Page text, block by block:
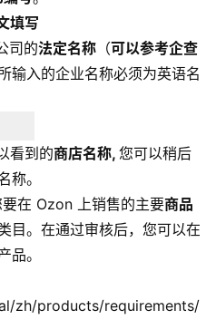
填写
司的法定名称 （可以参考企查
输入的企业名称必须为英语名
看到的商店名称, 您可以稍后
称。
在 Ozon 上销售的主要商品
目。在通过审核后，您可以在
品。
zh/products/requirements/